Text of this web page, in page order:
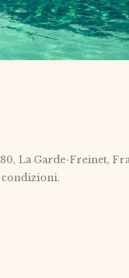
La Garde-Freinet,
condizioni.